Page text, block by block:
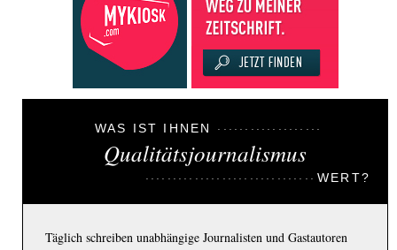
WAS IST IHNEN
Qualitätsjournalismus
WERT?
Täglich schreiben unabhängige Journalisten und Gastautoren